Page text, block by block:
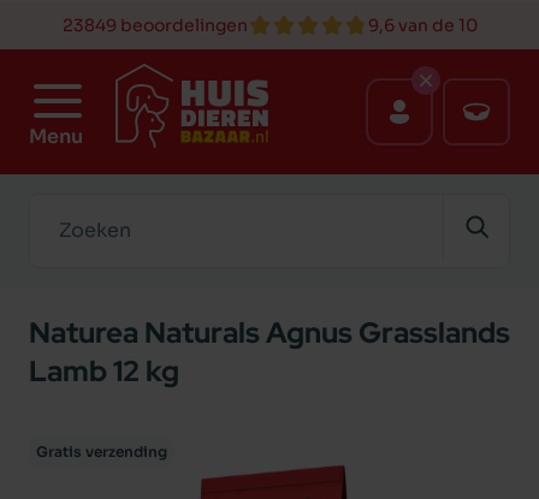
23849 beoordelingen 9,6 van de 10
Menu
Naturea Naturals Agnus Grasslands
Lamb 12 kg
Gratis verzending